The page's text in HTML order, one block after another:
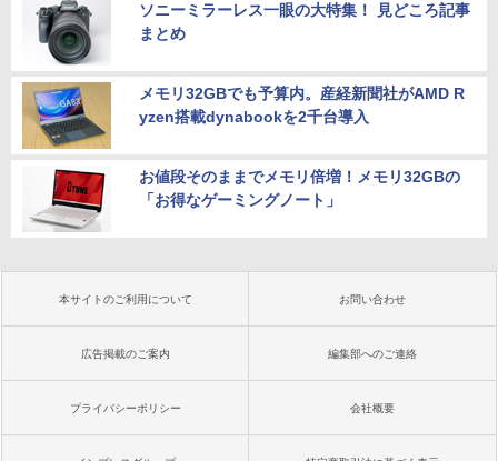
ソニーミラーレス一眼の大特集！ 見どころ記事
まとめ
メモリ32GBでも予算内。産経新聞社がAMD R
yzen搭載dynabookを2千台導入
お値段そのままでメモリ倍増！メモリ32GBの
「お得なゲーミングノート」
本サイトのご利用について お問い合わせ
広告掲載のご案内 編集部へのご連絡
プライバシーポリシー 会社概要